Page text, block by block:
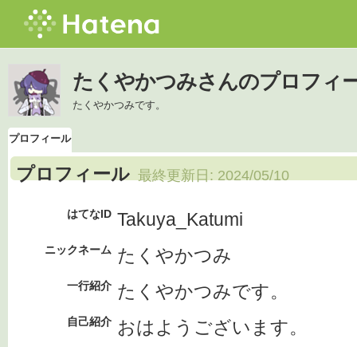
たくやかつみさんのプロフィ
たくやかつみです。
プロフィール
プロフィール 最終更新日: 2024/05/10
はてなID Takuya_Katumi
ニックネーム たくやかつみ
一行紹介 たくやかつみです。
自己紹介 おはようございます。